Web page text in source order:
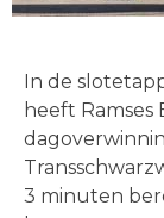
In de
heeft Ramses
3 minuten